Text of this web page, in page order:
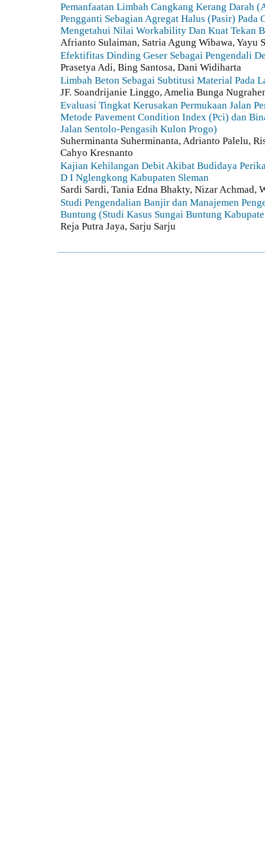
Pemanfaatan Limbah Cangkang Kerang Darah
Pengganti Sebagian Agregat Halus (Pasir) Pada
Mengetahui Nilai Workability Dan Kuat Tekan
Afrianto Sulaiman, Satria Agung Wibawa, Yayu
Efektifitas Dinding Geser Sebagai Pengendali
Prasetya Adi, Bing Santosa, Dani Widiharta
Limbah Beton Sebagai Subtitusi Material Pada
JF. Soandrijanie Linggo, Amelia Bunga
Evaluasi Tingkat Kerusakan Permukaan Jalan
Metode Pavement Condition Index (Pci) dan
Jalan Sentolo-Pengasih Kulon Progo)
Suherminanta Suherminanta, Adrianto Palelu,
Cahyo Kresnanto
Kajian Kehilangan Debit Akibat Budidaya
D I Nglengkong Kabupaten Sleman
Sardi Sardi, Tania Edna Bhakty, Nizar Achmad,
Studi Pengendalian Banjir dan Manajemen
Buntung (Studi Kasus Sungai Buntung
Reja Putra Jaya, Sarju Sarju